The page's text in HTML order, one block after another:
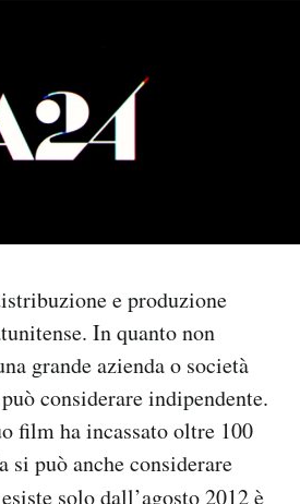
e produzione
In quanto non
grande azienda o società
considerare indipendente.
film ha incassato oltre 100
può anche considerare
solo dall’agosto 2012 è